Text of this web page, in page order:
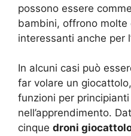
possono essere
bambini, offrono molte
interessanti anche per
In alcuni casi può
far volare un
funzioni per
nell’apprendimento.
cinque droni